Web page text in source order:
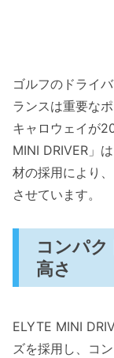
軽量
バラ
悩み
メリッ
こんな
鍛造チタ
ト
高性
最新
製造
ゴルフのドライ
ランスは重要なポ
キャロウェイが
MINI DRIVER」
材の採用により
させています。
コンパ
高さ
ELYTE MINI
ズを採用し、コ